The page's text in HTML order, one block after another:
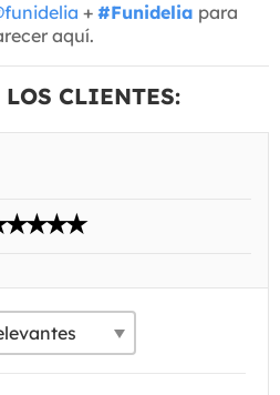
+ #Funidelia para
aquí.
CLIENTES: